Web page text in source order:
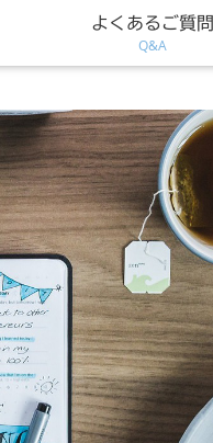
よくあるご質問
Q&A